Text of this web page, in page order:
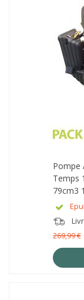
Pompe
Temps
79cm3
269,99 €